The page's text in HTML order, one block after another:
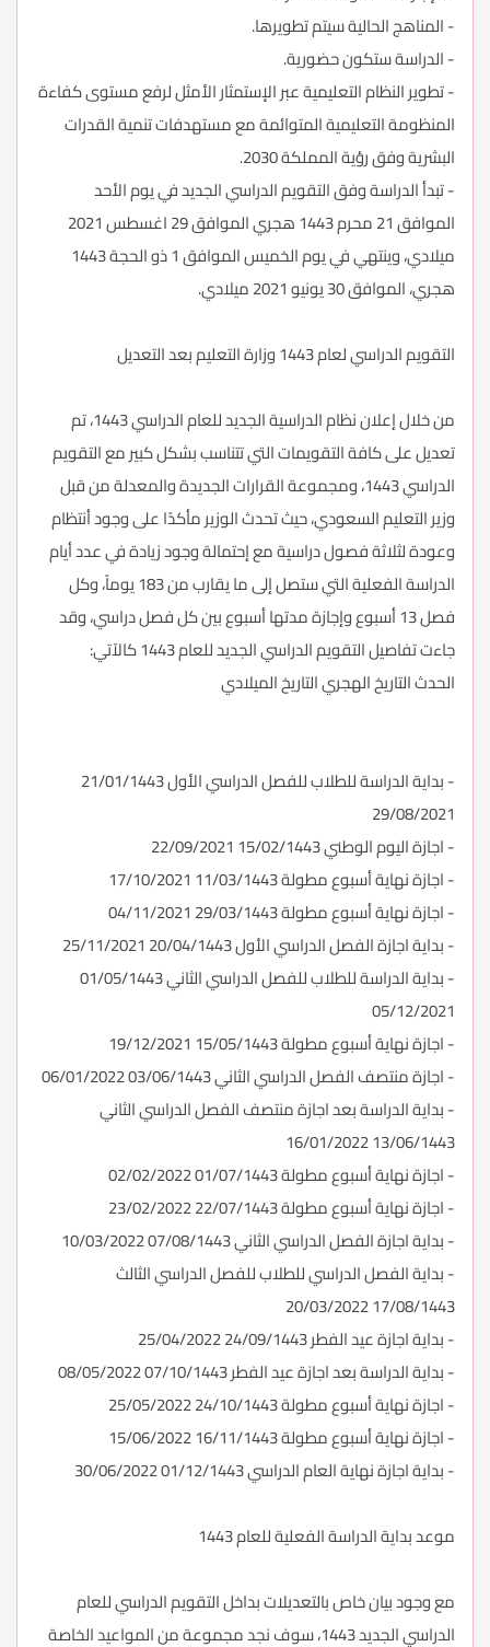
- المناهج الحالية سيتم تطويرها.
- الدراسة ستكون حضورية.
- تطوير النظام التعليمية عبر الإستمثار الأمثل لرفع مستوى كفاءة
المنظومة التعليمية المتوائمة مع مستهدفات تنمية القدرات
البشرية وفق رؤية المملكة 2030.
- تبدأ الدراسة وفق التقويم الدراسي الجديد في يوم الأحد
الموافق 21 محرم 1443 هجري الموافق 29 اغسطس 2021
ميلادي، وينتهي في يوم الخميس الموافق 1 ذو الحجة 1443
هجري، الموافق 30 يونيو 2021 ميلادي.
التقويم الدراسي لعام 1443 وزارة التعليم بعد التعديل
من خلال إعلان نظام الدراسية الجديد للعام الدراسي 1443، تم
تعديل على كافة التقويمات التي تتناسب بشكل كبير مع التقويم
الدراسي 1443، ومجموعة القرارات الجديدة والمعدلة من قبل
وزير التعليم السعودي، حيث تحدث الوزير مأكدًا على وجود أنتظام
وعودة لثلاثة فصول دراسية مع إحتمالة وجود زيادة في عدد أيام
الدراسة الفعلية التي ستصل إلى ما يقارب من 183 يوماً، وكل
فصل 13 أسبوع وإجازة مدتها أسبوع بين كل فصل دراسي، وقد
جاءت تفاصيل التقويم الدراسي الجديد للعام 1443 كالآتي:
الحدث التاريخ الهجري التاريخ الميلادي
- بداية الدراسة للطلاب للفصل الدراسي الأول 21/01/1443
29/08/2021
- اجازة اليوم الوطني 15/02/1443 22/09/2021
- اجازة نهاية أسبوع مطولة 11/03/1443 17/10/2021
- اجازة نهاية أسبوع مطولة 29/03/1443 04/11/2021
- بداية اجازة الفصل الدراسي الأول 20/04/1443 25/11/2021
- بداية الدراسة للطلاب للفصل الدراسي الثاني 01/05/1443
05/12/2021
- اجازة نهاية أسبوع مطولة 15/05/1443 19/12/2021
- اجازة منتصف الفصل الدراسي الثاني 03/06/1443 06/01/2022
- بداية الدراسة بعد اجازة منتصف الفصل الدراسي الثاني
13/06/1443 16/01/2022
- اجازة نهاية أسبوع مطولة 01/07/1443 02/02/2022
- اجازة نهاية أسبوع مطولة 22/07/1443 23/02/2022
- بداية اجازة الفصل الدراسي الثاني 07/08/1443 10/03/2022
- بداية الفصل الدراسي للطلاب للفصل الدراسي الثالث
17/08/1443 20/03/2022
- بداية اجازة عيد الفطر 24/09/1443 25/04/2022
- بداية الدراسة بعد اجازة عيد الفطر 07/10/1443 08/05/2022
- اجازة نهاية أسبوع مطولة 24/10/1443 25/05/2022
- اجازة نهاية أسبوع مطولة 16/11/1443 15/06/2022
- بداية اجازة نهاية العام الدراسي 01/12/1443 30/06/2022
موعد بداية الدراسة الفعلية للعام 1443
مع وجود بيان خاص بالتعديلات بداخل التقويم الدراسي للعام
الدراسي الجديد 1443، سوف نجد مجموعة من المواعيد الخاصة